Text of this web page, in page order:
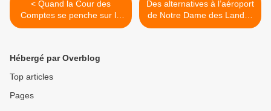
< Quand la Cour des
Comptes se penche sur la
Régionalisation des
Des alternatives à l’aéroport
de Notre Dame des Landes
(2) >
Hébergé par Overblog
Top articles
Pages